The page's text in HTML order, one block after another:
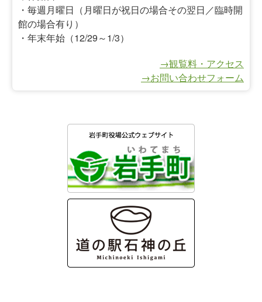
・毎週月曜日（月曜日が祝日の場合その翌日／臨時開
館の場合有り）
・年末年始（12/29～1/3）
→観覧料・アクセス
→お問い合わせフォーム